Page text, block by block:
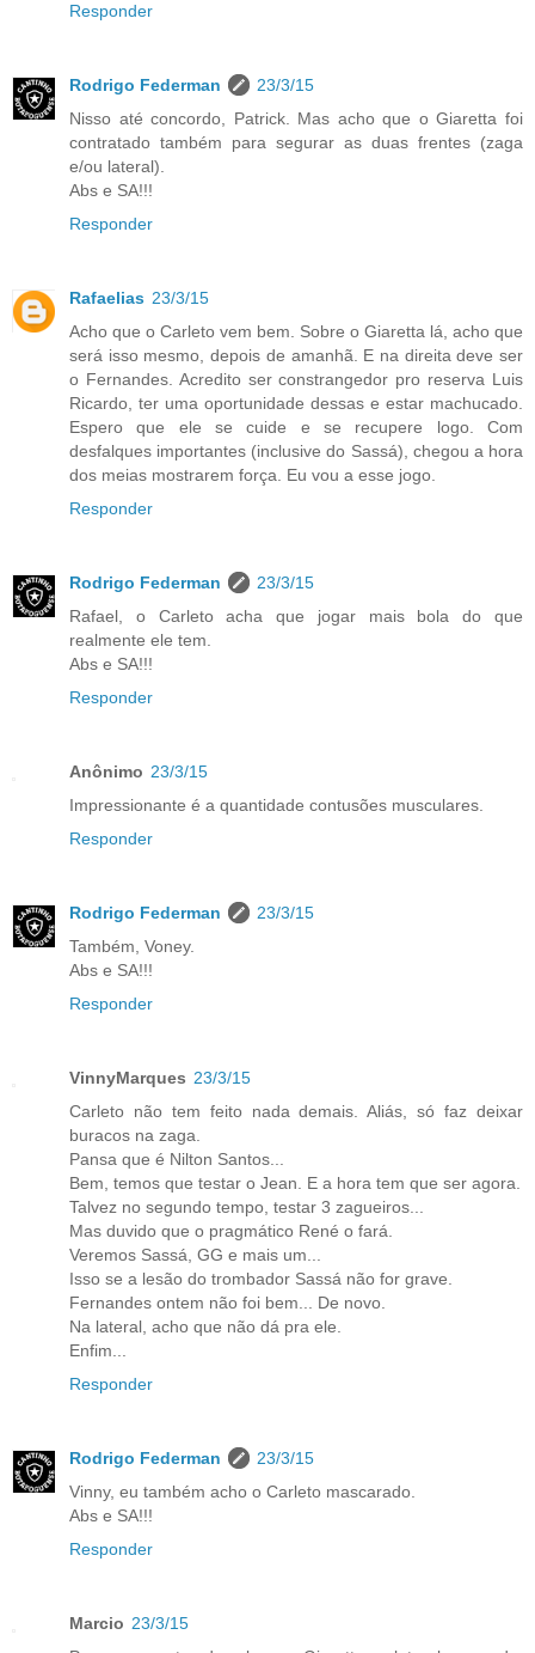
Responder
Rodrigo Federman
23/3/15
Nisso até concordo, Patrick. Mas acho que o Giaretta foi
contratado também para segurar as duas frentes (zaga
e/ou lateral).
Abs e SA!!!
Responder
Rafaelias 23/3/15
Acho que o Carleto vem bem. Sobre o Giaretta lá, acho que
será isso mesmo, depois de amanhã. E na direita deve ser
o Fernandes. Acredito ser constrangedor pro reserva Luis
Ricardo, ter uma oportunidade dessas e estar machucado.
Espero que ele se cuide e se recupere logo. Com
desfalques importantes (inclusive do Sassá), chegou a hora
dos meias mostrarem força. Eu vou a esse jogo.
Responder
Rodrigo Federman
23/3/15
Rafael, o Carleto acha que jogar mais bola do que
realmente ele tem.
Abs e SA!!!
Responder
Anônimo 23/3/15
Impressionante é a quantidade contusões musculares.
Responder
Rodrigo Federman
23/3/15
Também, Voney.
Abs e SA!!!
Responder
VinnyMarques 23/3/15
Carleto não tem feito nada demais. Aliás, só faz deixar
buracos na zaga.
Pansa que é Nilton Santos...
Bem, temos que testar o Jean. E a hora tem que ser agora.
Talvez no segundo tempo, testar 3 zagueiros...
Mas duvido que o pragmático René o fará.
Veremos Sassá, GG e mais um...
Isso se a lesão do trombador Sassá não for grave.
Fernandes ontem não foi bem... De novo.
Na lateral, acho que não dá pra ele.
Enfim...
Responder
Rodrigo Federman
23/3/15
Vinny, eu também acho o Carleto mascarado.
Abs e SA!!!
Responder
Marcio 23/3/15